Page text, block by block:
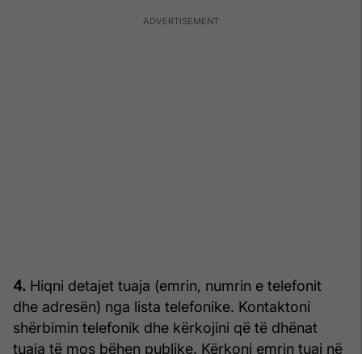
4. Hiqni detajet tuaja (emrin, numrin e telefonit
dhe adresën) nga lista telefonike. Kontaktoni
shërbimin telefonik dhe kërkojini që të dhënat
tuaja të mos bëhen publike. Kërkoni emrin tuaj në